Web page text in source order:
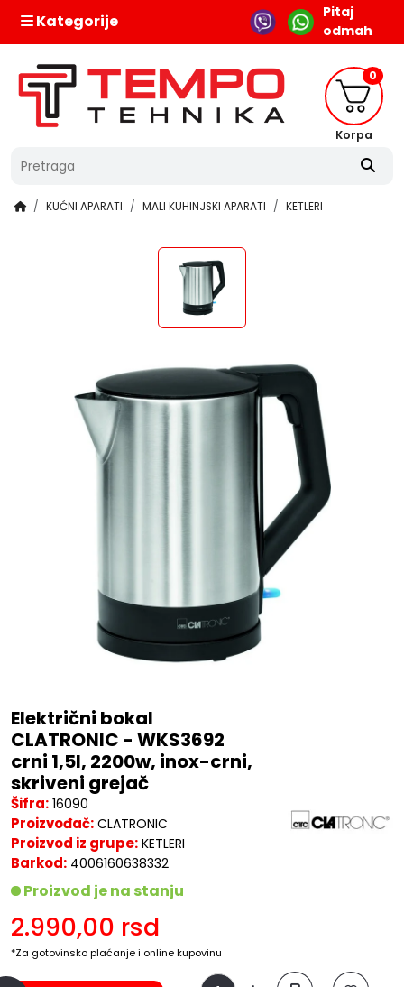
Kategorije
Pitaj
odmah
0
Korpa
KUĆNI APARATI MALI KUHINJSKI APARATI KETLERI
Električni bokal
CLATRONIC - WKS3692
crni 1,5l, 2200w, inox-crni,
skriveni grejač
Šifra: 16090
Proizvođač: CLATRONIC
Proizvod iz grupe: KETLERI
Barkod: 4006160638332
Proizvod je na stanju
2.990,00 rsd
*Za gotovinsko plaćanje i online kupovinu